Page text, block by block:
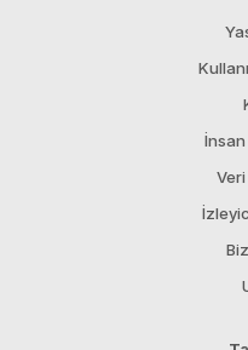
İnsan
Veri